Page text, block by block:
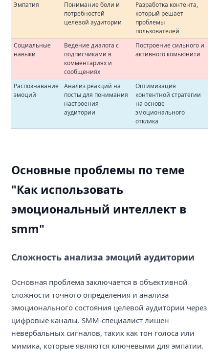
Эмпатия
Понимание боли и
потребностей
целевой аудитории
Разработка контента,
который решает
проблемы
пользователей
Социальные
навыки
Ведение диалога с
подписчиками в
комментариях и
сообщениях
Построение сильного и
активного комьюнити
Распознавание
эмоций
Анализ реакций на
посты для понимания
настроения
аудитории
Оптимизация
контентной стратегии
на основе
эмоционального
отклика
Основные проблемы по теме
"Как использовать
эмоциональный интеллект в
smm"
Сложность анализа эмоций аудитории
Основная проблема заключается в объективной
сложности точного определения и анализа
эмоционального состояния целевой аудитории через
цифровые каналы. SMM-специалист лишен
невербальных сигналов, таких как тон голоса или
мимика, которые являются ключевыми для эмпатии.